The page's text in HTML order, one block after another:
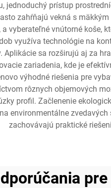
jednoduchý prístup
zahŕňajú vekná s
vyberateľné vnútorné koše,
využíva technológie na
sa rozširujú aj za
zariadenia, kde je
výhodné riešenia pre
rôznych objemových
profil. Začlenenie
environmentálne
zachovávajú praktické